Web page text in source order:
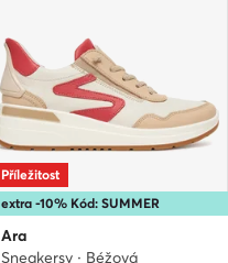
extra -10% Kód: SUMMER
Příležitost
Ara
Sneakersy · Béžová